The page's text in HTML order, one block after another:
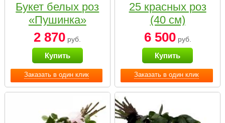
Заказать в один клик
Букет белых роз
«Пушинка»
2 870 руб.
Купить
Заказать в один клик
25 красных роз
(40 см)
6 500руб.
Купить